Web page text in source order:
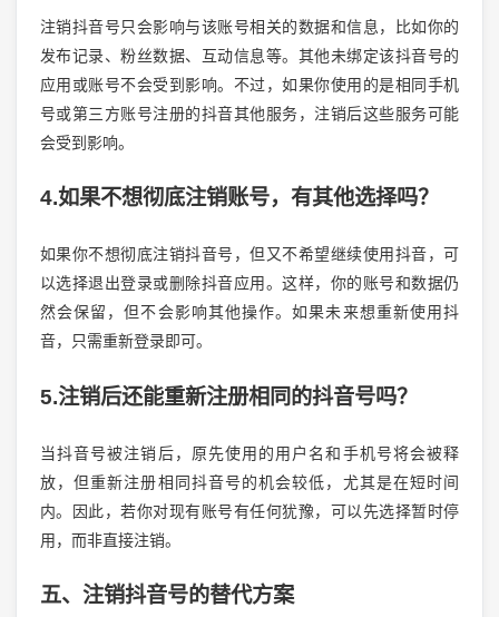
注销抖音号只会影响与该账号相关的数据和信息，比如你的
发布记录、粉丝数据、互动信息等。其他未绑定该抖音号的
应用或账号不会受到影响。不过，如果你使用的是相同手机
号或第三方账号注册的抖音其他服务，注销后这些服务可能
会受到影响。
4.如果不想彻底注销账号，有其他选择吗？
如果你不想彻底注销抖音号，但又不希望继续使用抖音，可
以选择退出登录或删除抖音应用。这样，你的账号和数据仍
然会保留，但不会影响其他操作。如果未来想重新使用抖
音，只需重新登录即可。
5.注销后还能重新注册相同的抖音号吗？
当抖音号被注销后，原先使用的用户名和手机号将会被释
放，但重新注册相同抖音号的机会较低，尤其是在短时间
内。因此，若你对现有账号有任何犹豫，可以先选择暂时停
用，而非直接注销。
五、注销抖音号的替代方案